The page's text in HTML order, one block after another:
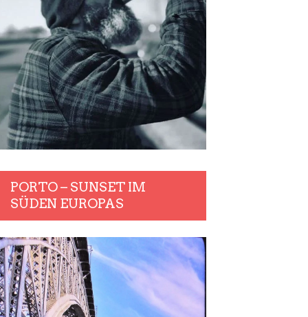
PORTO – SUNSET IM
SÜDEN EUROPAS